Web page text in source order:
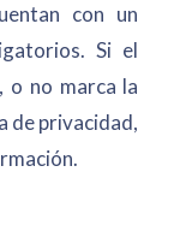
con un
Si el
o no marca la
de privacidad,